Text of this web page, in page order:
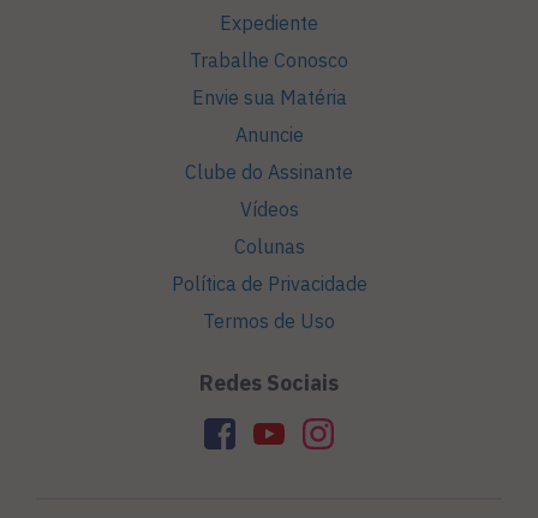
Expediente
Trabalhe Conosco
Envie sua Matéria
Anuncie
Clube do Assinante
Vídeos
Colunas
Política de Privacidade
Termos de Uso
Redes Sociais